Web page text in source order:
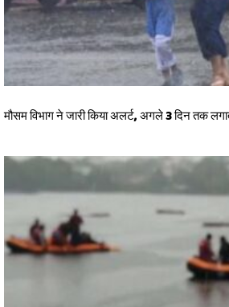
मौसम विभाग ने जारी किया अलर्ट, अगले 3 दिन तक